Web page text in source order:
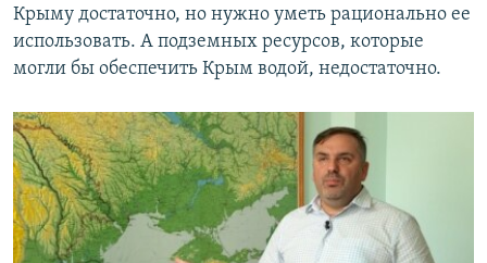
Крыму достаточно, но нужно уметь рационально ее
использовать. А подземных ресурсов, которые
могли бы обеспечить Крым водой, недостаточно.